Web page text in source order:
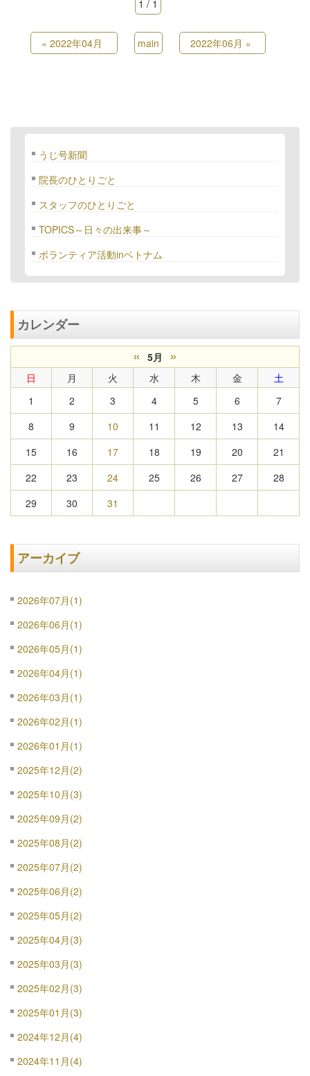
1 / 1
«2022年04月 main 2022年06月 »
うじ号新聞
院長のひとりごと
スタッフのひとりごと
TOPICS～日々の出来事～
ボランティア活動inベトナム
カレンダー
« 5月 »
日 月 火 水 木 金
土
1
2 3 4 5 6
7
8
9 10 11 12 13
14
15
16 17 18 19 20
21
22
23 24 25 26 27
28
29
30 31
アーカイブ
2026年07月(1)
2026年06月(1)
2026年05月(1)
2026年04月(1)
2026年03月(1)
2026年02月(1)
2026年01月(1)
2025年12月(2)
2025年10月(3)
2025年09月(2)
2025年08月(2)
2025年07月(2)
2025年06月(2)
2025年05月(2)
2025年04月(3)
2025年03月(3)
2025年02月(3)
2025年01月(3)
2024年12月(4)
2024年11月(4)